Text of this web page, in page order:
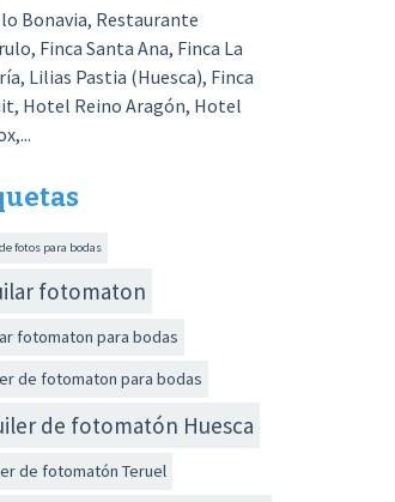
Bonavia, Restaurante
Finca Santa Ana, Finca La
Lilias Pastia (Huesca), Finca
Hotel Reino Aragón, Hotel
fotos para bodas
fotomaton
fotomaton para bodas
de fotomaton para bodas
de fotomatón Huesca
de fotomatón Teruel